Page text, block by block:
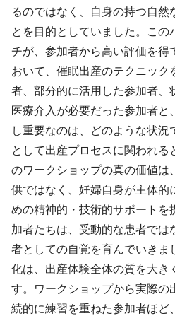
るのではなく、自身の持つ自然
とを目的としていました。この
チが、参加者から高い評価を得
おいて、催眠出産のテクニック
者、部分的に活用した参加者、
医療介入が必要だった参加者
し重要なのは、どのような状況
として出産プロセスに関われる
のワークショップの真の価値は
供ではなく、妊婦自身が主体的
めの精神的・技術的サポートを
加者たちは、受動的な患者では
者としての自覚を育んでいきま
化は、出産体験全体の質を大き
す。ワークショップから実際の
続的に練習を重ねた参加者ほど